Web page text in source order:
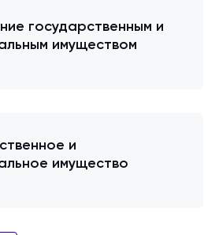
государственным и
имуществом
и
имущество